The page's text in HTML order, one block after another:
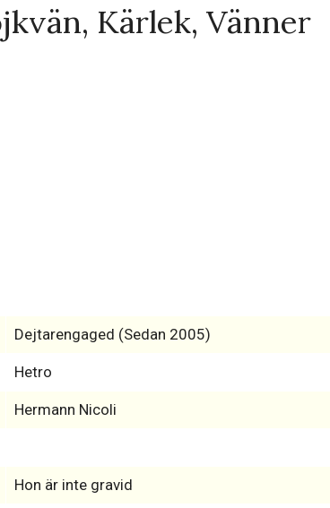
Kärlek, Vänner
Dejtarengaged (Sedan 2005)
Hetro
Hermann Nicoli
Hon är inte gravid